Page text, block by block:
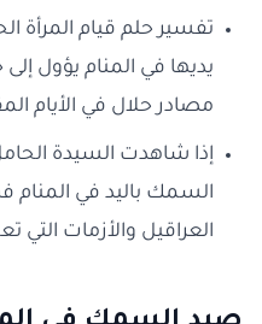
تفسير حلم قيام
يديها في المنام يؤول
مصادر حلال في الأيام
إذا شاهدت السيدة
السمك باليد في المنام
العراقيل والأزمات التي